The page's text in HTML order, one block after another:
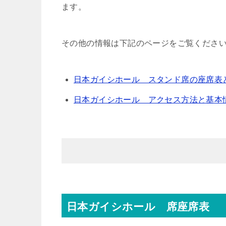
ます。
その他の情報は下記のページをご覧ください
日本ガイシホール スタンド席の座席表
日本ガイシホール アクセス方法と基本
日本ガイシホール 席座席表